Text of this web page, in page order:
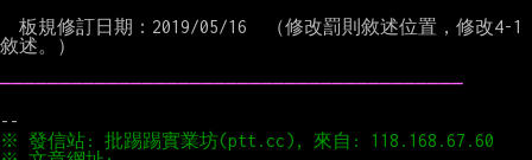
敘述。）
───────────────────────────────────────